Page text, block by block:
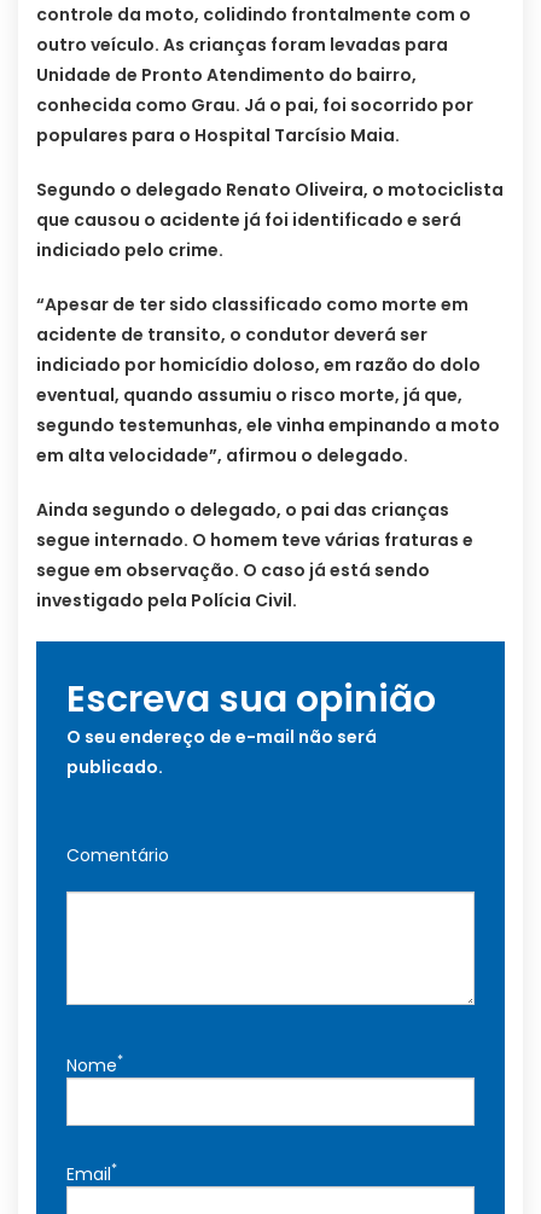
controle da moto, colidindo frontalmente com o
outro veículo. As crianças foram levadas para
Unidade de Pronto Atendimento do bairro,
conhecida como Grau. Já o pai, foi socorrido por
populares para o Hospital Tarcísio Maia.
Segundo o delegado Renato Oliveira, o motociclista
que causou o acidente já foi identificado e será
indiciado pelo crime.
“Apesar de ter sido classificado como morte em
acidente de transito, o condutor deverá ser
indiciado por homicídio doloso, em razão do dolo
eventual, quando assumiu o risco morte, já que,
segundo testemunhas, ele vinha empinando a moto
em alta velocidade”, afirmou o delegado.
Ainda segundo o delegado, o pai das crianças
segue internado. O homem teve várias fraturas e
segue em observação. O caso já está sendo
investigado pela Polícia Civil.
Escreva sua opinião
O seu endereço de e-mail não será
publicado.
Comentário
Nome*
Email*